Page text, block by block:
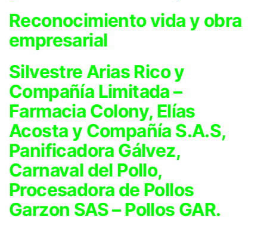
Reconocimiento vida y obra
empresarial
Silvestre Arias Rico y
Compañía Limitada –
Farmacia Colony, Elías
Acosta y Compañía S.A.S,
Panificadora Gálvez,
Carnaval del Pollo,
Procesadora de Pollos
Garzon SAS – Pollos GAR.